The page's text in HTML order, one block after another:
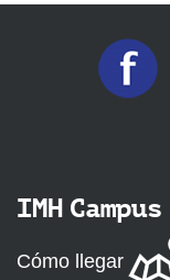
IMH Campus
Cómo llegar